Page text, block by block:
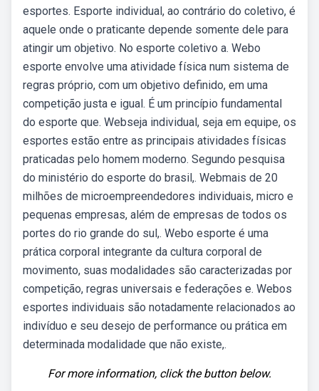
esportes. Esporte individual, ao contrário do coletivo, é
aquele onde o praticante depende somente dele para
atingir um objetivo. No esporte coletivo a. Webo
esporte envolve uma atividade física num sistema de
regras próprio, com um objetivo definido, em uma
competição justa e igual. É um princípio fundamental
do esporte que. Webseja individual, seja em equipe, os
esportes estão entre as principais atividades físicas
praticadas pelo homem moderno. Segundo pesquisa
do ministério do esporte do brasil,. Webmais de 20
milhões de microempreendedores individuais, micro e
pequenas empresas, além de empresas de todos os
portes do rio grande do sul,. Webo esporte é uma
prática corporal integrante da cultura corporal de
movimento, suas modalidades são caracterizadas por
competição, regras universais e federações e. Webos
esportes individuais são notadamente relacionados ao
indivíduo e seu desejo de performance ou prática em
determinada modalidade que não existe,.
For more information, click the button below.